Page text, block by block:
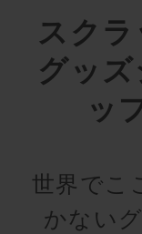
スク
グッズ
ッ
世界でこ
かない